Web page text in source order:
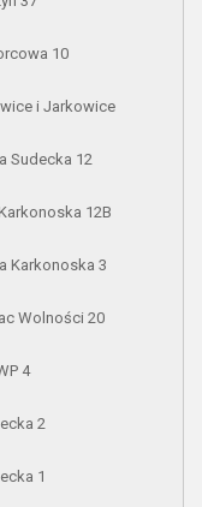
10
i Jarkowice
Sudecka 12
12B
Karkonoska 3
Wolności 20
4
2
1